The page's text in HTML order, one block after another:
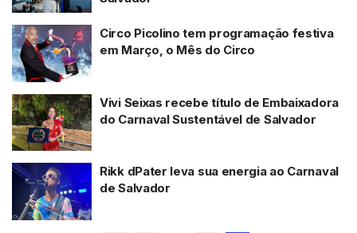
Circo Picolino tem programação festiva
em Março, o Mês do Circo
Vivi Seixas recebe título de Embaixadora
do Carnaval Sustentável de Salvador
Rikk dPater leva sua energia ao Carnaval
de Salvador